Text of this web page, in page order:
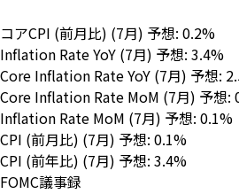
コアCPI (前月比) (7月) 予想: 0.2%
Inflation Rate YoY (7月) 予想: 3.4%
Core Inflation Rate YoY (7月) 予想:
Core Inflation Rate MoM (7月) 予想:
Inflation Rate MoM (7月) 予想: 0.1%
CPI (前月比) (7月) 予想: 0.1%
CPI (前年比) (7月) 予想: 3.4%
FOMC議事録